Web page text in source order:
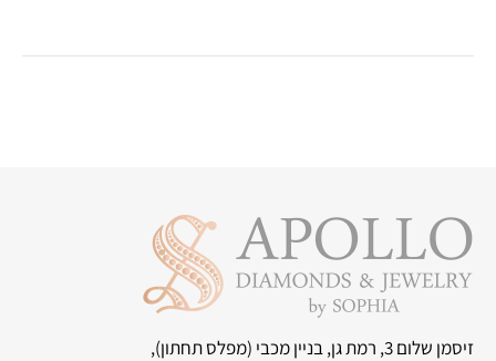
זיסמן שלום 3, רמת גן, בניין מכבי
(מפלס תחתון),